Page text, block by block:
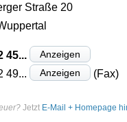
Straße 20
45... Anzeigen
49... Anzeigen (Fax)
Jetzt E-Mail + Homepage